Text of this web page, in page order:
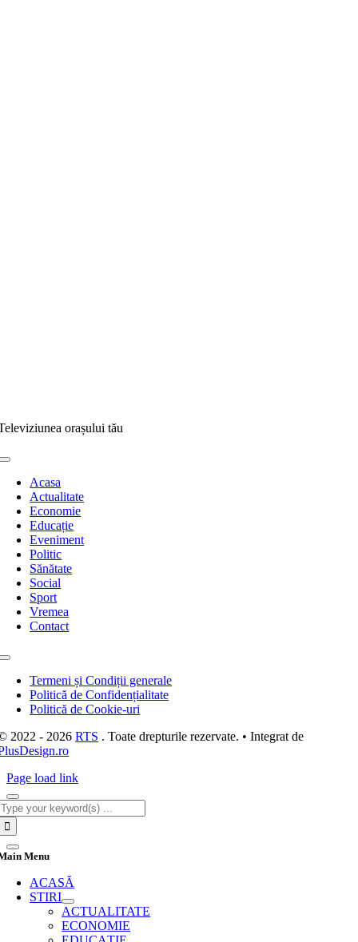
orașului tău
Toggle
NavigationAcasa
Actualitate
Economie
Educație
Eveniment
Politic
Sănătate
Social
Sport
Vremea
Contact
Toggle
NavigationTermeni și Condiții generale
Politică de Confidențialitate
Politică de Cookie-uri
2022 - 2026RTS . Toate drepturile rezervate. • Integrat de
Page load link
Menu
ACASĂ
STIRI
ACTUALITATE
ECONOMIE